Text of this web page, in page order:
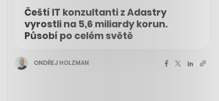
Čeští IT konzultanti z Adastry
vyrostli na 5,6 miliardy korun.
Působí po celém světě
ONDŘEJ HOLZMAN